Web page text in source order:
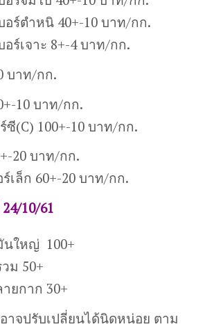
อร์ตำหนิ 40+-10 บาท/กก.
ร์เจาะ 8+-4 บาท/กก.
บาท/กก.
10 บาท/กก.
ซี(C) 100+-10 บาท/กก.
20 บาท/กก.
เล็ก 60+-20 บาท/กก.
10/61
นใหญ่ 100+
ม 50+
ยกาก 30+
าจปรับเปลี่ยนได้นิดหน่อย ตาม